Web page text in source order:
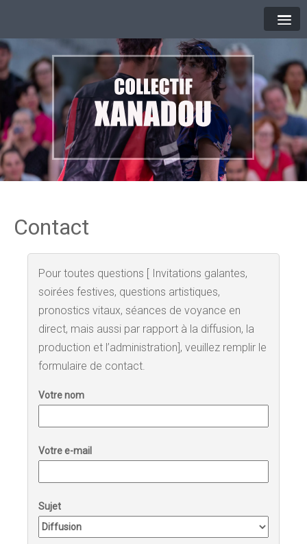
Contact
Pour toutes questions [ Invitations galantes,
soirées festives, questions artistiques,
pronostics vitaux, séances de voyance en
direct, mais aussi par rapport à la diffusion, la
production et l’administration], veuillez remplir le
formulaire de contact.
Votre nom
Votre e-mail
Sujet